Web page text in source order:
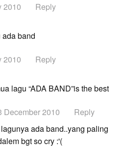
2010
Reply
ada band
2010
Reply
lagu “ADA BAND”is the best
December 2010
Reply
ada band..yang paling
bgt so cry :'(